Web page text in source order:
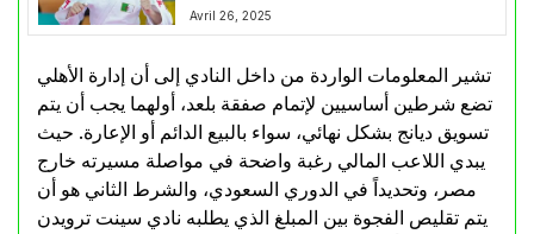
Avril 26, 2025
تشير المعلومات الواردة من داخل النادي إلى أن إدارة الأهلي
تضع شرطين أساسيين لإتمام صفقة بلعد، أولهما يجب أن يتم
تسويق ديانج بشكل نهائي، سواء بالبيع الدائم أو الإعارة. حيث
يبدي اللاعب المالي رغبة واضحة في مواصلة مسيرته خارج
مصر، وتحديداً في الدوري السعودي، والشرط الثاني هو أن
يتم تقليص الفجوة بين المبلغ الذي يطلبه نادي سينت ترويدن